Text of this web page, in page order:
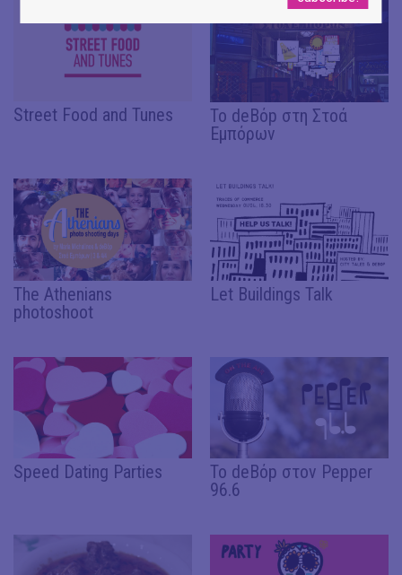
Street Food and Tunes
Το deBόp στη Στοά
Εμπόρων
The Athenians
photoshoot
Let Buildings Talk
Speed Dating Parties
Το deΒόp στον Pepper
96.6